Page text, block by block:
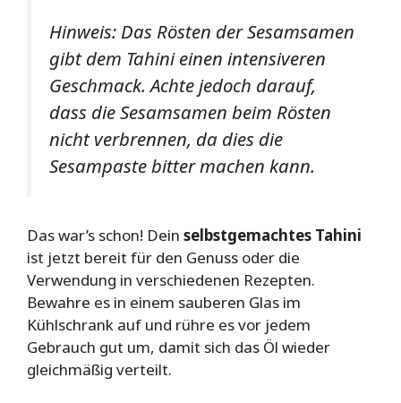
Hinweis: Das Rösten der Sesamsamen
gibt dem Tahini einen intensiveren
Geschmack. Achte jedoch darauf,
dass die Sesamsamen beim Rösten
nicht verbrennen, da dies die
Sesampaste bitter machen kann.
Das war’s schon! Dein selbstgemachtes Tahini
ist jetzt bereit für den Genuss oder die
Verwendung in verschiedenen Rezepten.
Bewahre es in einem sauberen Glas im
Kühlschrank auf und rühre es vor jedem
Gebrauch gut um, damit sich das Öl wieder
gleichmäßig verteilt.